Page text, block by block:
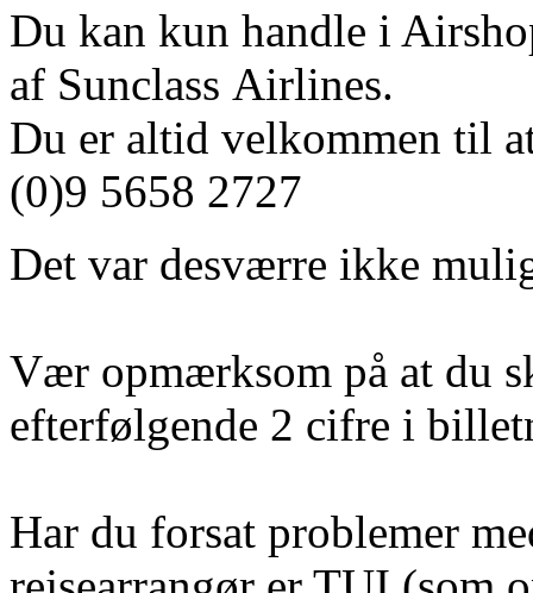
Du kan kun handle i
af Sunclass Airlines.
Du er altid velkommen til
(0)9 5658 2727
Det var desværre ikke
Vær opmærksom på at du
efterfølgende 2 cifre i
Har du forsat problemer